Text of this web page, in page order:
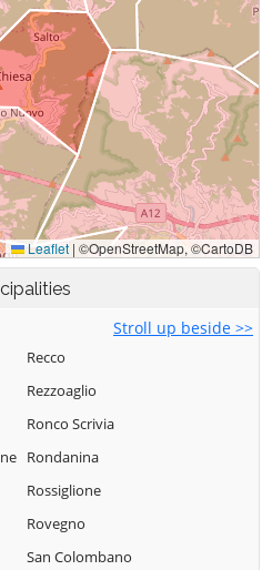
Stroll up beside >>
Recco
Rezzoaglio
Ronco Scrivia
Rondanina
Rossiglione
Rovegno
San Colombano